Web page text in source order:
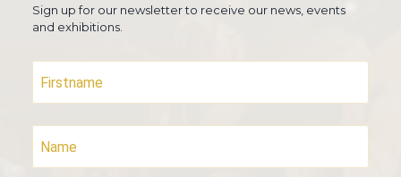
Sign up for our newsletter to receive our news, events
and exhibitions.